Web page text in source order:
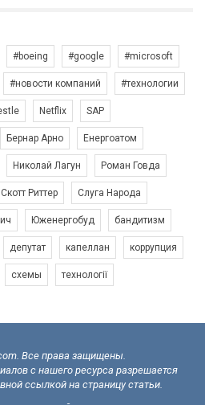
#boeing #google #microsoft
#новости компаний #технологии
Netflix SAP
Бернар Арно Енергоатом
Николай Лагун Роман Говда
Скотт Риттер Слуга Народа
Юженергобуд бандитизм
депутат капеллан коррупция
схемы технології
Все права защищены.
с нашего ресурса разрешается
ссылкой на страницу статьи.